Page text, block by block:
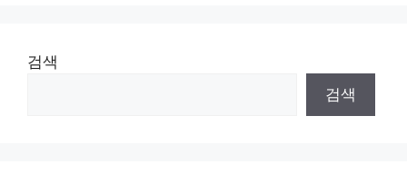
검색
검색